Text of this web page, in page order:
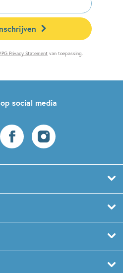
Privacy Statement van toepassing.
social media